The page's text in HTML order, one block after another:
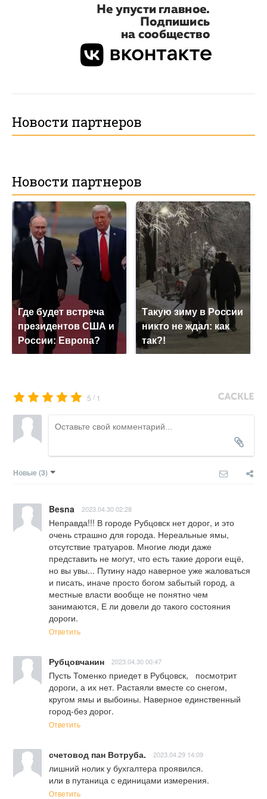
Новости партнеров
Новости партнеров
Где будет встреча
президентов США и
России: Европа?
Такую зиму в России
никто не ждал: как
так?!
5 / 1
Новые (3)
Besna 2023.04.30 02:28
Неправда!!! В городе Рубцовск нет дорог, и это
очень страшно для города. Нереальные ямы,
отсутствие тратуаров. Многие люди даже
представить не могут, что есть такие дороги ещё,
но вы увы... Путину надо наверное уже жаловаться
и писать, иначе просто богом забытый город, а
местные власти вообще не понятно чем
занимаются, Е ли довели до такого состояния
дороги.
Ответить
Рубцовчанин 2023.04.30 00:47
Пусть Томенко приедет в Рубцовск,   посмотрит
дороги, а их нет. Растаяли вместе со снегом,
кругом ямы и выбоины. Наверное единственный
город-без дорог.
Ответить
счетовод пан Вотруба. 2023.04.29 14:09
лишний нолик у бухгалтера проявился.
или в путаница с единицами измерения.
Ответить